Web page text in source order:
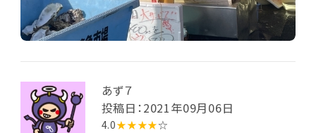
あず７
投稿日：2021年09月06日
4.0★★★★☆